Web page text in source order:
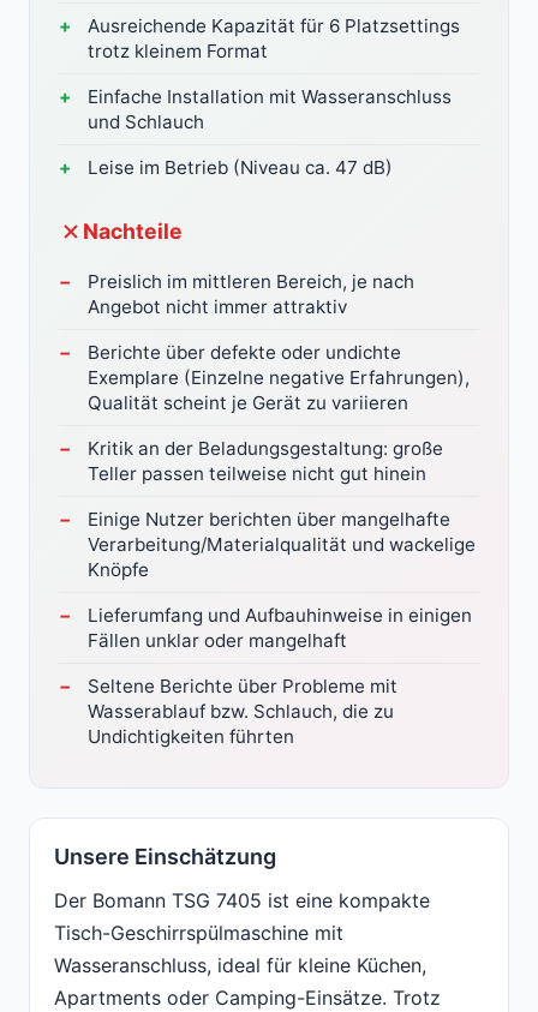
Ausreichende Kapazität für 6 Platzsettings
trotz kleinem Format
Einfache Installation mit Wasseranschluss
und Schlauch
Leise im Betrieb (Niveau ca. 47 dB)
Nachteile
Preislich im mittleren Bereich, je nach
Angebot nicht immer attraktiv
Berichte über defekte oder undichte
Exemplare (Einzelne negative Erfahrungen),
Qualität scheint je Gerät zu variieren
Kritik an der Beladungsgestaltung: große
Teller passen teilweise nicht gut hinein
Einige Nutzer berichten über mangelhafte
Verarbeitung/Materialqualität und wackelige
Knöpfe
Lieferumfang und Aufbauhinweise in einigen
Fällen unklar oder mangelhaft
Seltene Berichte über Probleme mit
Wasserablauf bzw. Schlauch, die zu
Undichtigkeiten führten
Unsere Einschätzung
Der Bomann TSG 7405 ist eine kompakte
Tisch-Geschirrspülmaschine mit
Wasseranschluss, ideal für kleine Küchen,
Apartments oder Camping-Einsätze. Trotz